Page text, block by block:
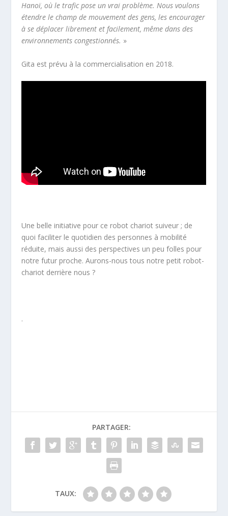
Hanoï, où le trafic pose un vrai problème. Nous voulons
étendre le champ de mouvement des gens, les encourager
à se déplacer librement et facilement, même dans des
environnements congestionnés. »
Gita est prévu à la commercialisation en 2018.
Une belle initiative pour ce robot chariot suiveur ; de
quoi faciliter le quotidien des personnes à mobilité
réduite, mais aussi des perspectives un peu folles pour
notre futur proche. Aurons-nous tous notre petit robot-
chariot derrière nous ?
.
PARTAGER:
TAUX: